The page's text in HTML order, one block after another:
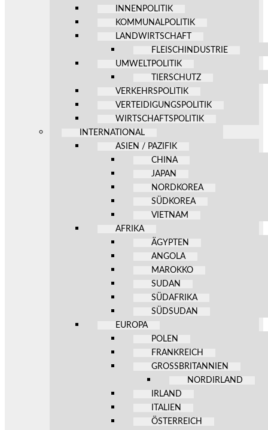
INNENPOLITIK
KOMMUNALPOLITIK
LANDWIRTSCHAFT
FLEISCHINDUSTRIE
UMWELTPOLITIK
TIERSCHUTZ
VERKEHRSPOLITIK
VERTEIDIGUNGSPOLITIK
WIRTSCHAFTSPOLITIK
INTERNATIONAL
ASIEN / PAZIFIK
CHINA
JAPAN
NORDKOREA
SÜDKOREA
VIETNAM
AFRIKA
ÄGYPTEN
ANGOLA
MAROKKO
SUDAN
SÜDAFRIKA
SÜDSUDAN
EUROPA
POLEN
FRANKREICH
GROSSBRITANNIEN
NORDIRLAND
IRLAND
ITALIEN
ÖSTERREICH